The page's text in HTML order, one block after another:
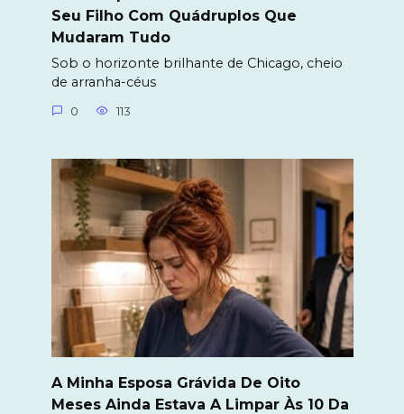
Seu Filho Com Quádruplos Que
Mudaram Tudo
Sob o horizonte brilhante de Chicago, cheio
de arranha-céus
0 113
A Minha Esposa Grávida De Oito
Meses Ainda Estava A Limpar Às 10 Da